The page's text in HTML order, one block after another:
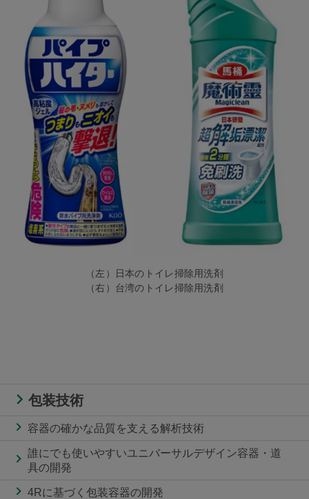
（左）日本のトイレ掃除用洗剤
（右）台湾のトイレ掃除用洗剤
包装技術
容器の確かな品質を支える解析技術
誰にでも使いやすいユニバーサルデザイン容器・道
具の開発
4Rに基づく包装容器の開発